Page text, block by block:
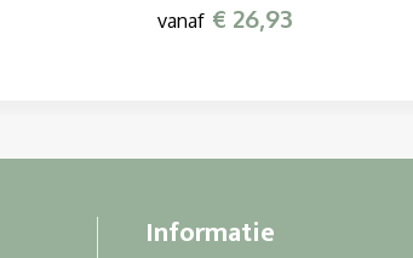
vanaf € 26,93
Informatie